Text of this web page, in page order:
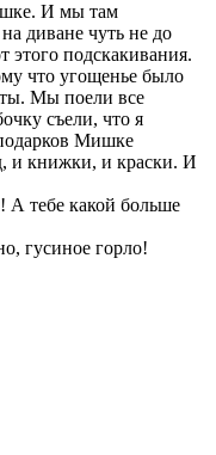
И мы там
диване чуть не до
подскакивания.
что угощенье было
Мы поели все
съели, что я
Мишке
и книжки, и краски. И
А тебе какой больше
гусиное горло!